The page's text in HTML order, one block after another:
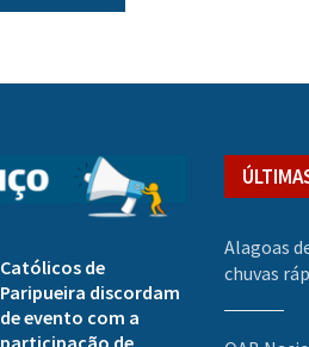
Católicos de
Paripueira discordam
de evento com a
Alagoas
chuvas